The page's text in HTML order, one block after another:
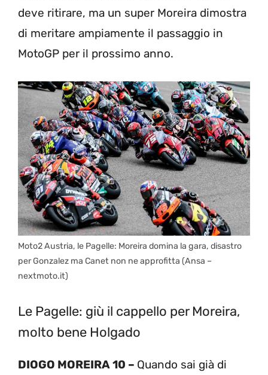
deve ritirare, ma un super Moreira dimostra
di meritare ampiamente il passaggio in
MotoGP per il prossimo anno.
Moto2 Austria, le Pagelle: Moreira domina la gara, disastro
per Gonzalez ma Canet non ne approfitta (Ansa –
nextmoto.it)
Le Pagelle: giù il cappello per Moreira,
molto bene Holgado
DIOGO MOREIRA 10 – Quando sai già di